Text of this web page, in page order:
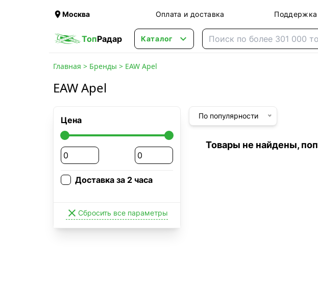
Москва Оплата и доставка Поддержка
ТопРадар Каталог 
Главная > Бренды > EAW Apel
EAW Apel
Цена
Доставка за 2 часа
 Сбросить все параметры
По популярности
Товары не найдены,